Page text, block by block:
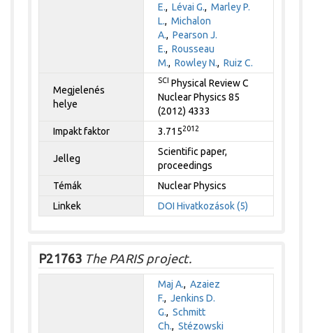
E.,Lévai G.,Marley P.
L.,Michalon
A.,Pearson J.
E.,Rousseau
M.,Rowley N.,Ruiz C.
Megjelenés
helye
SCI Physical Review C
Nuclear Physics 85
(2012) 4333
Impakt faktor
3.7152012
Jelleg
Scientific paper,
proceedings
Témák
Nuclear Physics
Linkek
DOI Hivatkozások (5)
P21763 The PARIS project.
Maj A.,Azaiez
F.,Jenkins D.
G.,Schmitt
Ch.,Stézowski